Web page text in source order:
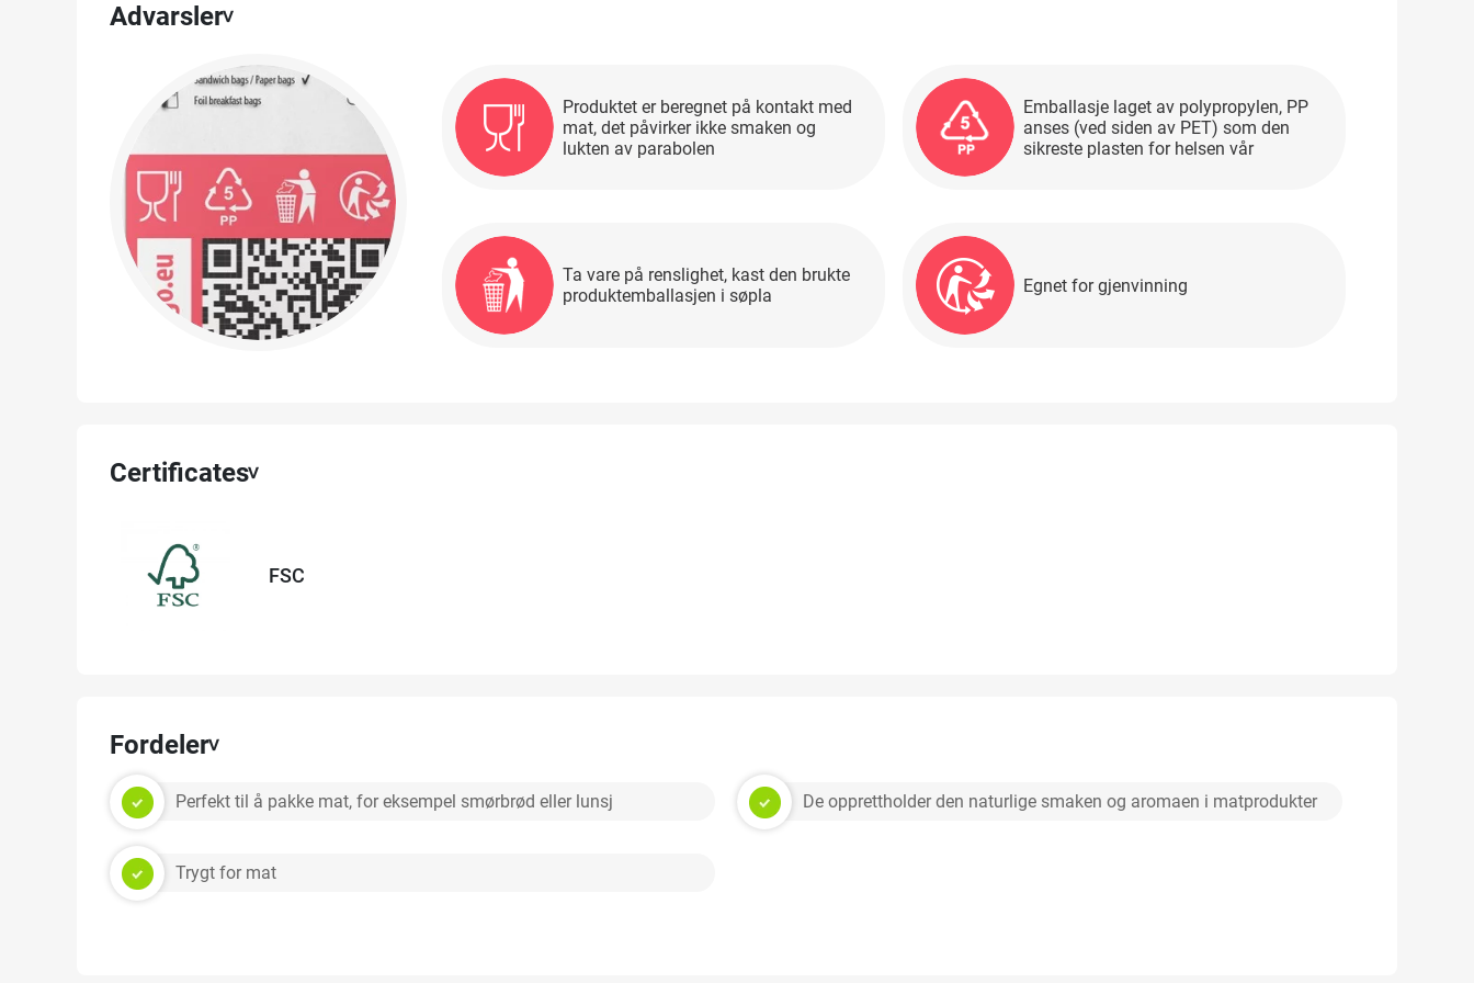
Advarsler
Produktet er beregnet på kontakt med
mat, det påvirker ikke smaken og
lukten av parabolen
Emballasje laget av polypropylen, PP
anses (ved siden av PET) som den
sikreste plasten for helsen vår
Ta vare på renslighet, kast den brukte
produktemballasjen i søpla
Egnet for gjenvinning
Certificates
FSC
Fordeler
Perfekt til å pakke mat, for eksempel smørbrød eller lunsj De opprettholder den naturlige smaken og aromaen i matprodukter
Trygt for mat